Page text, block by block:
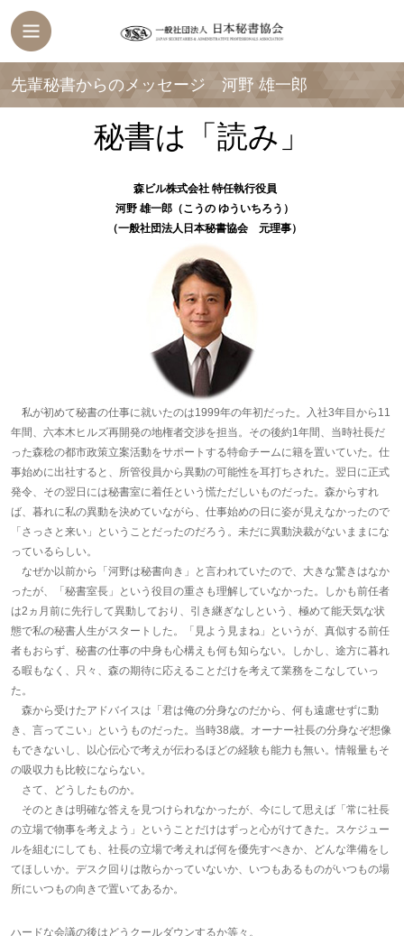
先輩秘書からのメッセージ 河野 雄一郎
秘書は「読み」
森ビル株式会社 特任執行役員
河野 雄一郎 （こうの ゆういちろう）
（一般社団法人日本秘書協会 元理事）
私が初めて秘書の仕事に就いたのは1999年の年初だった。入社3年目から11
年間、六本木ヒルズ再開発の地権者交渉を担当。その後約1年間、当時社長だ
った森稔の都市政策立案活動をサポートする特命チームに籍を置いていた。仕
事始めに出社すると、所管役員から異動の可能性を耳打ちされた。翌日に正式
発令、その翌日には秘書室に着任という慌ただしいものだった。森からすれ
ば、暮れに私の異動を決めていながら、仕事始めの日に姿が見えなかったので
「さっさと来い」ということだったのだろう。未だに異動決裁がないままにな
っているらしい。
なぜか以前から「河野は秘書向き」と言われていたので、大きな驚きはなか
ったが、「秘書室長」という役目の重さも理解していなかった。しかも前任者
は2ヵ月前に先行して異動しており、引き継ぎなしという、極めて能天気な状
態で私の秘書人生がスタートした。「見よう見まね」というが、真似する前任
者もおらず、秘書の仕事の中身も心構えも何も知らない。しかし、途方に暮れ
る暇もなく、只々、森の期待に応えることだけを考えて業務をこなしていっ
た。
森から受けたアドバイスは「君は俺の分身なのだから、何も遠慮せずに動
き、言ってこい」というものだった。当時38歳。オーナー社長の分身なぞ想像
もできないし、以心伝心で考えが伝わるほどの経験も能力も無い。情報量もそ
の吸収力も比較にならない。
さて、どうしたものか。
そのときは明確な答えを見つけられなかったが、今にして思えば「常に社長
の立場で物事を考えよう」ということだけはずっと心がけてきた。スケジュー
ルを組むにしても、社長の立場で考えれば何を優先すべきか、どんな準備をし
てほしいか。デスク回りは散らかっていないか、いつもあるものがいつもの場
所にいつもの向きで置いてあるか。
ハードな会議の後はどうクールダウンするか等々。